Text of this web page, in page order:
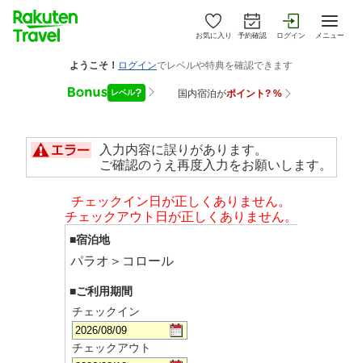
お気に入り 予約確認 ログイン メニュー
入力内容に誤りがあります。
ご確認のうえ再度入力をお願いします。
チェックイン日が正しくありません。
チェックアウト日が正しくありません。
■宿泊地
パラオ＞コロール
■ご利用期間
チェックイン
チェックアウト